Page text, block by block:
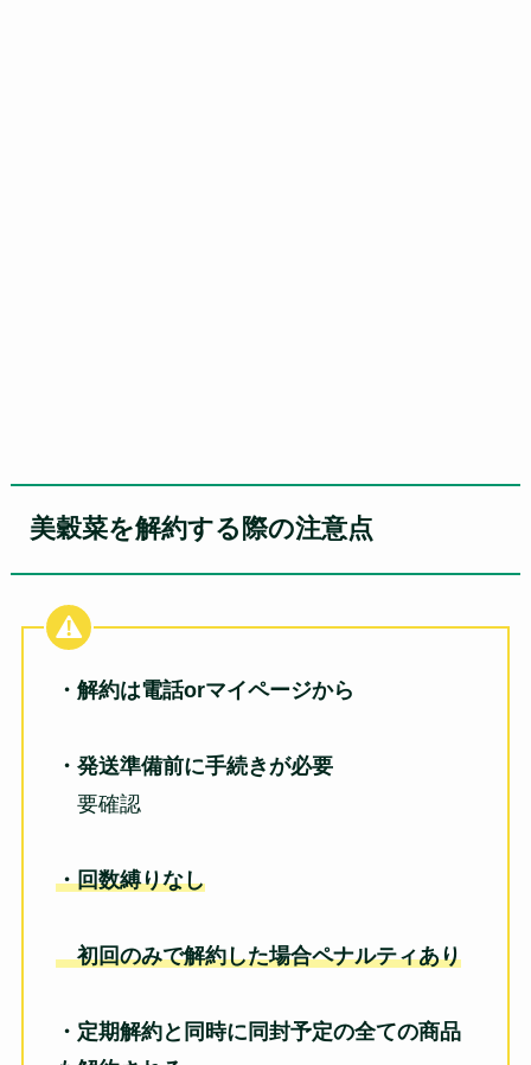
美穀菜を解約する際の注意点
・解約は電話orマイページから
・発送準備前に手続きが必要
要確認
・回数縛りなし
初回のみで解約した場合ペナルティあり
・定期解約と同時に同封予定の全ての商品